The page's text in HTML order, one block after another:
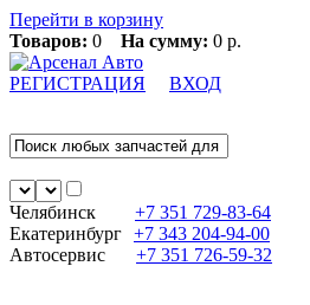
Перейти в корзину
Товаров: 0 На сумму: 0 р.
РЕГИСТРАЦИЯ ВХОД
Челябинск +7 351 729-83-64
Екатеринбург +7 343 204-94-00
Автосервис
+7 351 726-59-32